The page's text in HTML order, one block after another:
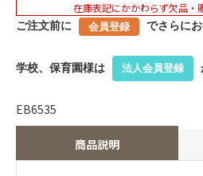
在庫表記にかかわらず欠品・
ご注文前に 会員登録 でさらに
学校、保育園様は 法人会員登録
商品説明
EB6535